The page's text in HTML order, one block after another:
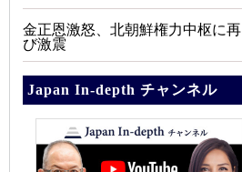
金正恩激怒、北朝鮮権力中枢に再
び激震
Japan In-depth チャンネル